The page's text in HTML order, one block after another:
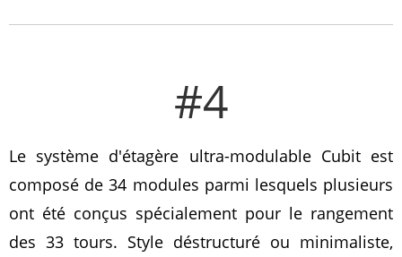
#4
Le système d'étagère ultra-modulable Cubit est
composé de 34 modules parmi lesquels plusieurs
ont été conçus spécialement pour le rangement
des 33 tours. Style déstructuré ou minimaliste,